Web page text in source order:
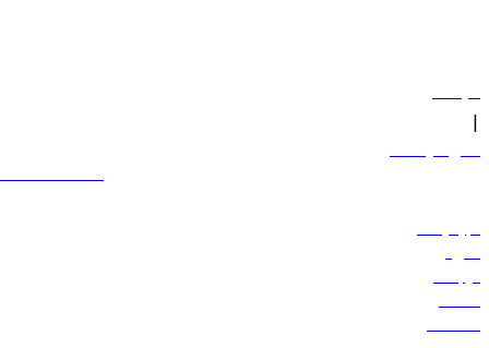
سياساتنا
|
الشروط والأحكام
600 544 445
حجز الرحلات
العروض
الوجهات
الأمتعة
المساعدة